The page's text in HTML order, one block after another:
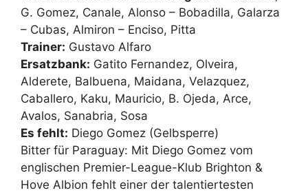
G. Gomez, Canale, Alonso – Bobadilla, Galarza
– Cubas, Almiron – Enciso, Pitta
Trainer: Gustavo Alfaro
Ersatzbank: Gatito Fernandez, Olveira,
Alderete, Balbuena, Maidana, Velazquez,
Caballero, Kaku, Mauricio, B. Ojeda, Arce,
Avalos, Sanabria, Sosa
Es fehlt: Diego Gomez (Gelbsperre)
Bitter für Paraguay: Mit Diego Gomez vom
englischen Premier-League-Klub Brighton &
Hove Albion fehlt einer der talentiertesten